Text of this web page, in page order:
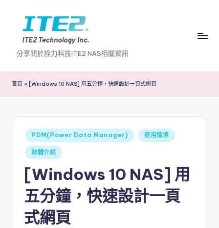
content
I
T
E
N
0
B
分享關於詮力科技ITE2 NAS相關資訊
首頁 » [Windows 10 NAS] 用五分鐘，快速設計一頁式網頁
Posted
in
PDM(Power Data Manager) 使用情境
軟體介紹
[Windows 10 NAS] 用
五分鐘，快速設計一頁
式網頁